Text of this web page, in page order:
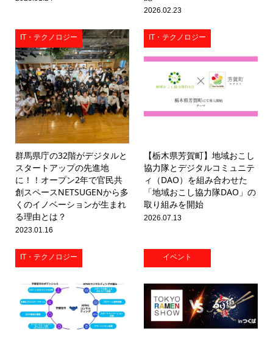
2026.02.23
IT・テクノロジー
群馬県庁の32階がデジタルと
スタートアップの先進地
に！！オープン2年で官民共
創スペースNETSUGENから多
くのイノベーションが生まれ
る理由とは？
2023.01.16
IT・テクノロジー
【栃木県芳賀町】地域おこし
協力隊とデジタルコミュニテ
ィ（DAO）を組み合わせた
「地域おこし協力隊DAO」の
取り組みを開始
2026.07.13
IT・テクノロジー イベント